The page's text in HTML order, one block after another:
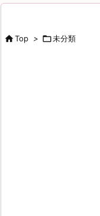
Top > 未分類